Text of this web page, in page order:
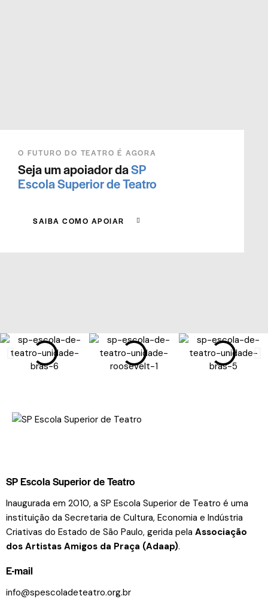
O FUTURO DO TEATRO É AGORA
Seja um apoiador daSP
Escola Superior de Teatro
SAIBA COMO APOIAR
SP Escola Superior de Teatro
Inaugurada em 2010, a SP Escola Superior de Teatro é uma
instituição da Secretaria de Cultura, Economia e Indústria
Criativas do Estado de São Paulo, gerida pela Associação
dos Artistas Amigos da Praça (Adaap).
E-mail
info@spescoladeteatro.org.br